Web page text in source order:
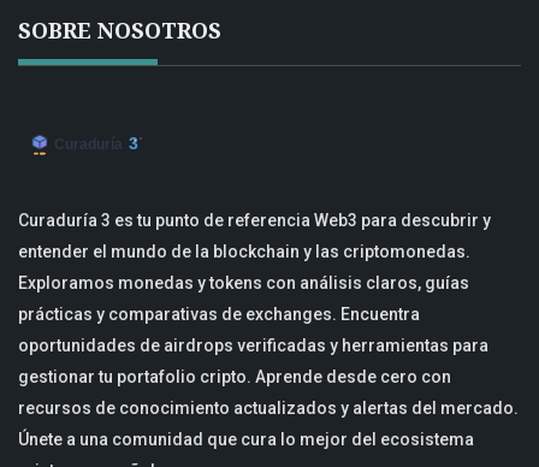
SOBRE NOSOTROS
Curaduría 3 es tu punto de referencia Web3 para descubrir y
entender el mundo de la blockchain y las criptomonedas.
Exploramos monedas y tokens con análisis claros, guías
prácticas y comparativas de exchanges. Encuentra
oportunidades de airdrops verificadas y herramientas para
gestionar tu portafolio cripto. Aprende desde cero con
recursos de conocimiento actualizados y alertas del mercado.
Únete a una comunidad que cura lo mejor del ecosistema